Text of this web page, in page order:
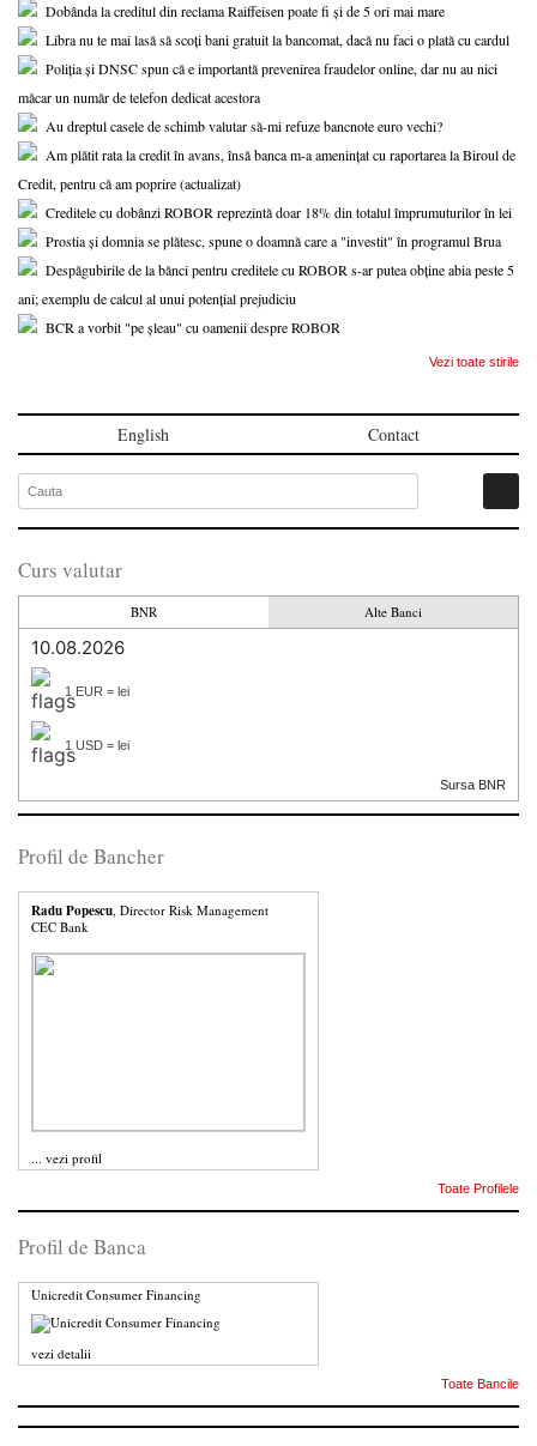
Dobânda la creditul din reclama Raiffeisen poate fi și de 5 ori mai mare
Libra nu te mai lasă să scoți bani gratuit la bancomat, dacă nu faci o plată cu cardul
Poliția și DNSC spun că e importantă prevenirea fraudelor online, dar nu au nici
măcar un număr de telefon dedicat acestora
Au dreptul casele de schimb valutar să-mi refuze bancnote euro vechi?
Am plătit rata la credit în avans, însă banca m-a amenințat cu raportarea la Biroul de
Credit, pentru că am poprire (actualizat)
Creditele cu dobânzi ROBOR reprezintă doar 18% din totalul împrumuturilor în lei
Prostia și domnia se plătesc, spune o doamnă care a "investit" în programul Brua
Despăgubirile de la bănci pentru creditele cu ROBOR s-ar putea obține abia peste 5
ani; exemplu de calcul al unui potențial prejudiciu
BCR a vorbit "pe șleau" cu oamenii despre ROBOR
Vezi toate stirile
English Contact
Curs valutar
BNR Alte Banci
10.08.2026
1 EUR = lei
1 USD = lei
Sursa BNR
Profil de Bancher
Radu Popescu, Director Risk Management
CEC Bank
... vezi profil
Toate Profilele
Profil de Banca
Unicredit Consumer Financing
vezi detalii
Toate Bancile